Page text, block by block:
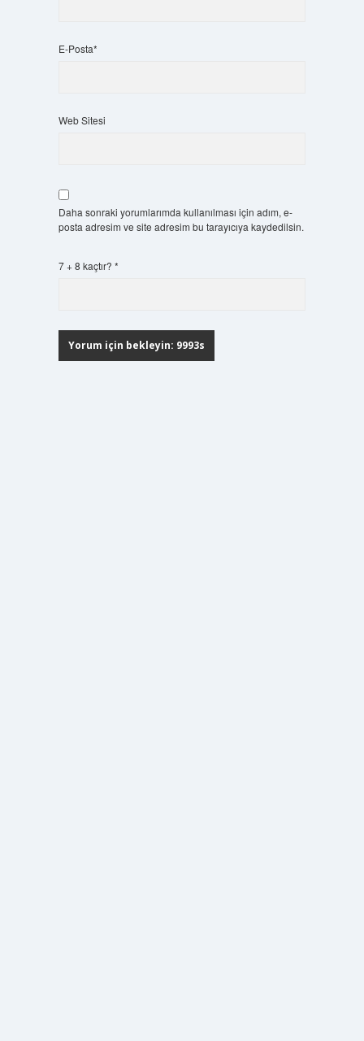
E-Posta*
Web Sitesi
Daha sonraki yorumlarımda kullanılması için adım, e-
posta adresim ve site adresim bu tarayıcıya kaydedilsin.
7 + 8 kaçtır? *